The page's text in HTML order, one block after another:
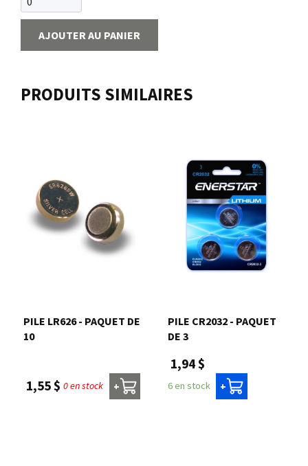
AJOUTER AU PANIER
PRODUITS SIMILAIRES
PILE LR626 - PAQUET DE
10
1,55 $ 0 en stock +
PILE CR2032 - PAQUET
DE 3
1,94 $
6 en stock +